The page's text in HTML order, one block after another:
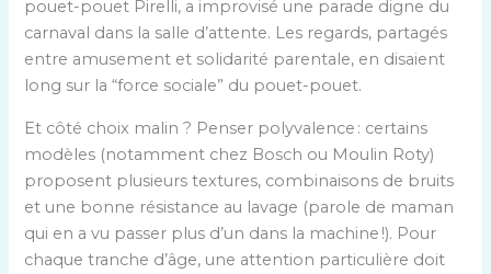
pouet-pouet Pirelli, a improvisé une parade digne du
carnaval dans la salle d’attente. Les regards, partagés
entre amusement et solidarité parentale, en disaient
long sur la “force sociale” du pouet-pouet.
Et côté choix malin ? Penser polyvalence : certains
modèles (notamment chez Bosch ou Moulin Roty)
proposent plusieurs textures, combinaisons de bruits
et une bonne résistance au lavage (parole de maman
qui en a vu passer plus d’un dans la machine !). Pour
chaque tranche d’âge, une attention particulière doit